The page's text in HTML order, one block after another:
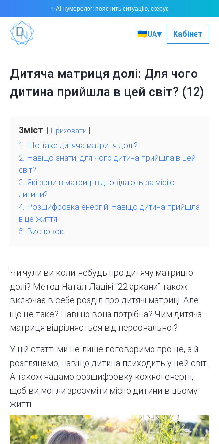
🇺🇦UA▾ Кабінет
Дитяча матриця долі: Для чого
дитина прийшла в цей світ? (12)
Зміст Приховати
1. Що таке дитяча матриця долі?
2. Навіщо знати, для чого дитина прийшла в цей
світ?
3. Які зони в матриці відповідають за місію
дитини?
4. Розшифровка енергій: Навіщо дитина прийшла
в це життя
5. Висновок
Чи чули ви коли-небудь про дитячу матрицю
долі? Метод Наталі Ладіні “22 аркани” також
включає в себе розділ про дитячі матриці. Але
що це таке? Навіщо вона потрібна? Чим дитяча
матриця відрізняється від персональної?
У цій статті ми не лише поговоримо про це, а й
розглянемо, навіщо дитина приходить у цей світ.
А також надамо розшифровку кожної енергії,
щоб ви могли зрозуміти місію дитини в цьому
житті.
✨AI-нумеролог: пояснить ситуацію, скерує